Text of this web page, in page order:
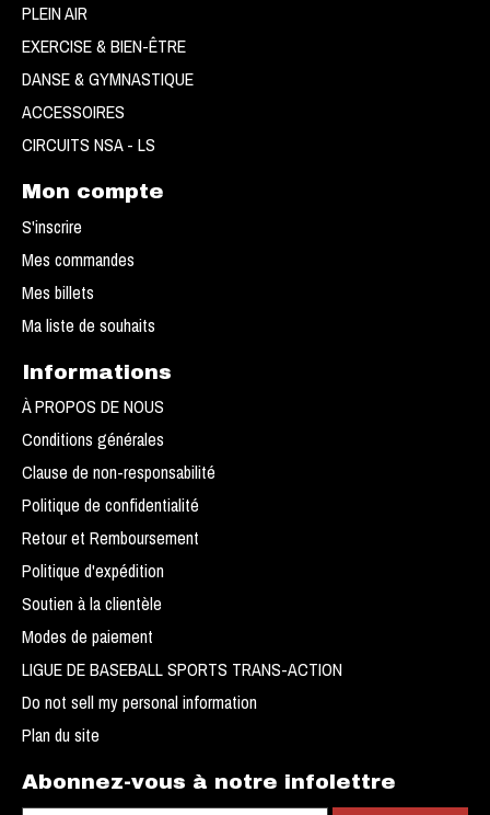
PLEIN AIR
EXERCISE & BIEN-ÊTRE
DANSE & GYMNASTIQUE
ACCESSOIRES
CIRCUITS NSA - LS
Mon compte
S'inscrire
Mes commandes
Mes billets
Ma liste de souhaits
Informations
À PROPOS DE NOUS
Conditions générales
Clause de non-responsabilité
Politique de confidentialité
Retour et Remboursement
Politique d'expédition
Soutien à la clientèle
Modes de paiement
LIGUE DE BASEBALL SPORTS TRANS-ACTION
Do not sell my personal information
Plan du site
Abonnez-vous à notre infolettre